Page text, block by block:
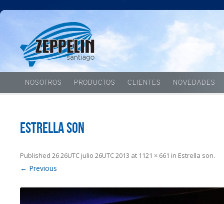
NOSOTROS PRODUCTOS CLIENTES NOVEDADES
Estrella son
Published 26 26UTC julio 26UTC 2013 at 1121 × 661 in Estrella son.
← Previous